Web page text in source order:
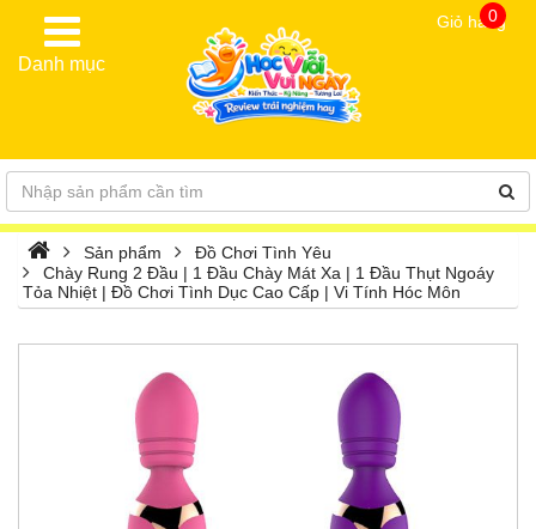
Danh mục
Giỏ hàng
0
Sản phẩm
Đồ Chơi Tình Yêu
Chày Rung 2 Đầu | 1 Đầu Chày Mát Xa | 1 Đầu Thụt Ngoáy
Tỏa Nhiệt | Đồ Chơi Tình Dục Cao Cấp | Vi Tính Hóc Môn